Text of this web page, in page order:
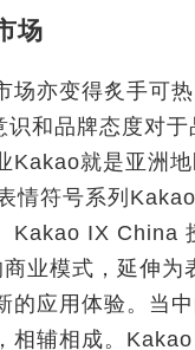
场
场亦变得炙手可
和品牌态度对于
Kakao就是亚洲
情符号系列
Kakao IX China
业模式，延伸为
的应用体验。当
相辅相成。